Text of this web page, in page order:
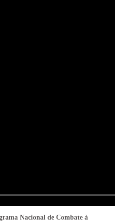
Nacional de Combate à